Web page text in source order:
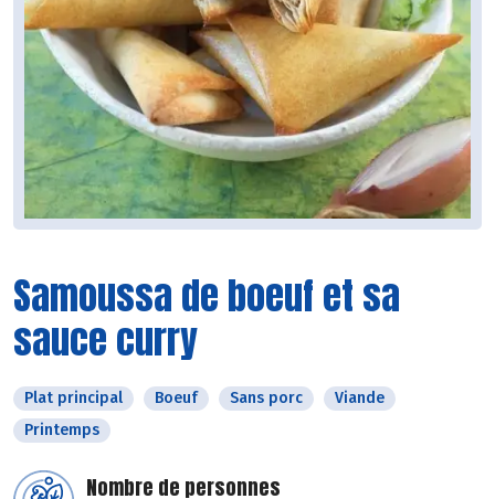
Samoussa de boeuf et sa
sauce curry
Plat principal Boeuf Sans porc
Viande
Printemps
Nombre de personnes